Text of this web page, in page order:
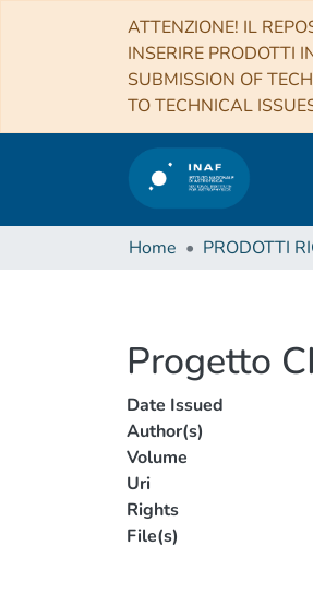
ATTENZIONE! IL
INSERIRE PRODOTTI
SUBMISSION OF
TO TECHNICAL
Home PRODOTTI
Progetto
Date Issued
Author(s)
Volume
Uri
Rights
File(s)